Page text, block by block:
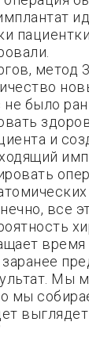
метод
не было
и
все
время
Мы
мы